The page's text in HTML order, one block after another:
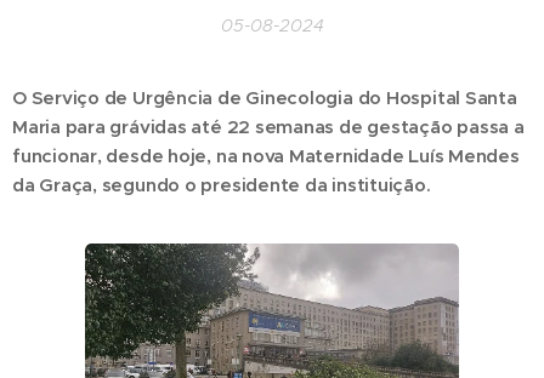
05-08-2024
O Serviço de Urgência de Ginecologia do Hospital Santa
Maria para grávidas até 22 semanas de gestação passa a
funcionar, desde hoje, na nova Maternidade Luís Mendes
da Graça, segundo o presidente da instituição.